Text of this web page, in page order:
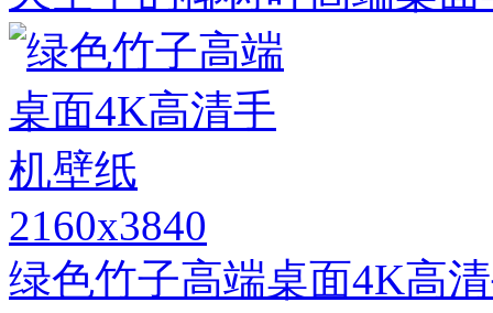
2160x3840
绿色竹子高端桌面4K高